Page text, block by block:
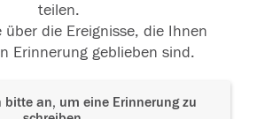
teilen.
über die Ereignisse, die Ihnen
Erinnerung geblieben sind.
bitte an, um eine Erinnerung zu